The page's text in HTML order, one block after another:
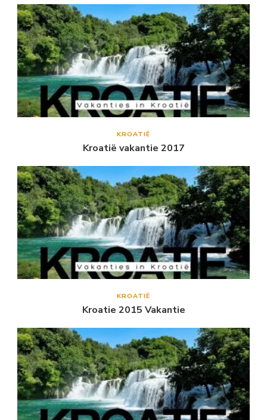
KROATIË
Kroatië vakantie 2017
KROATIË
Kroatie 2015 Vakantie